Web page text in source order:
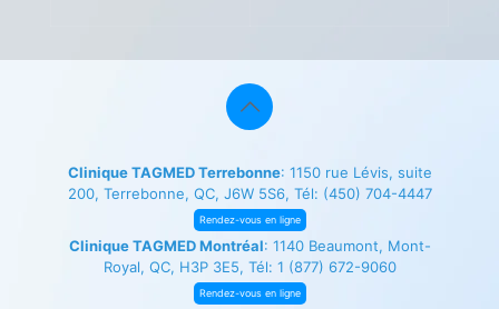
Clinique TAGMED Terrebonne: 1150 rue Lévis, suite
200, Terrebonne, QC, J6W 5S6, Tél: (450) 704-4447
Rendez-vous en ligne
Clinique TAGMED Montréal: 1140 Beaumont, Mont-
Royal, QC, H3P 3E5, Tél: 1 (877) 672-9060
Rendez-vous en ligne